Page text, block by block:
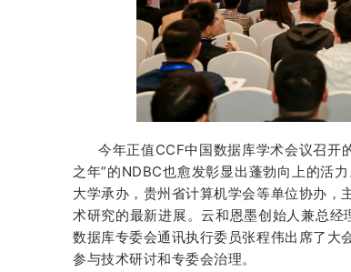
今年正值CCF中国数据库学术会议召开
之年”的NDBC也愈发彰显出蓬勃向上的活
大学承办，贵州省计算机学会等单位协办，
术研究的最新进展。云和恩墨创始人兼总
数据库专委会通讯执行委员张程伟出席了大
参与技术研讨和专委会治理。